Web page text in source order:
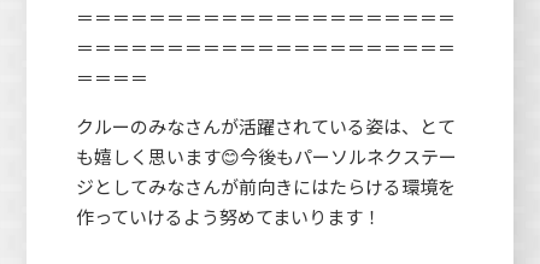
＝＝＝＝＝＝＝＝＝＝＝＝＝＝＝＝＝＝＝＝＝
＝＝＝＝＝＝＝＝＝＝＝＝＝＝＝＝＝＝＝＝＝
＝＝＝＝
クルーのみなさんが活躍されている姿は、とて
も嬉しく思います😊今後もパーソルネクステー
ジとしてみなさんが前向きにはたらける環境を
作っていけるよう努めてまいります！